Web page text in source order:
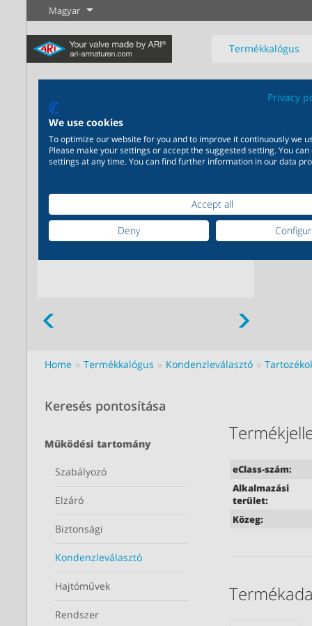
Magyar
Termékkalógus
Új termékek
Tudjon meg
Szabályozás
Tudjon meg
többet
Elzárás
Tudjon meg
Ipar
ipari felhasználásra 20.000
Tudjon meg többet
Vegyipar
épülő, egymást kiegészítő
termékmegoldások 200.000
változat a vegyipar számára
Tudjon meg többet
Home Termékkalógus Kondenzleválasztó
eClass-szám:
Alkalmazási
terület:
Közeg:
Keresés pontosítása
Működési tartomány
Szabályozó
Elzáró
Biztonsági
Kondenzleválasztó
Hajtóművek
Rendszer
Privacy
We use cookies
To optimize our website for you and to improve it continuously we
Please make your settings or accept the suggested setting. You
settings at any time. You can find further information in our data
Accept all
Deny